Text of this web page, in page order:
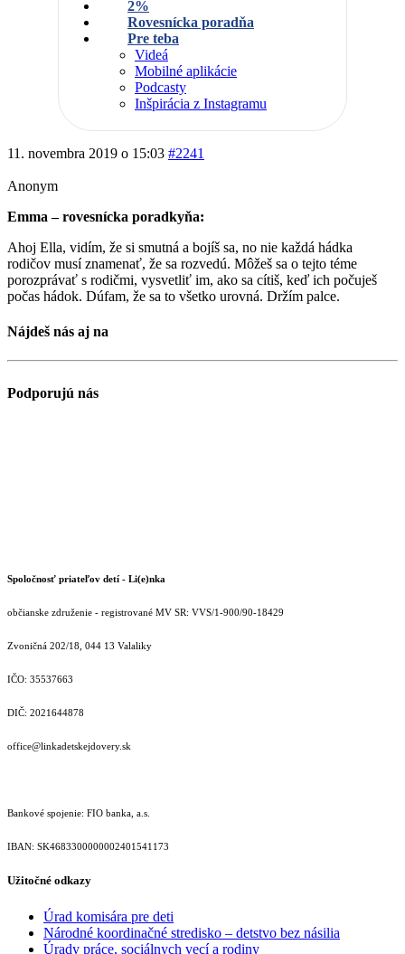
2%
Rovesnícka poradňa
Pre teba
Videá
Mobilné aplikácie
Podcasty
Inšpirácia z Instagramu
11. novembra 2019 o 15:03 #2241
Anonym
Emma – rovesnícka poradkyňa:
Ahoj Ella, vidím, že si smutná a bojíš sa, no nie každá hádka
rodičov musí znamenať, že sa rozvedú. Môžeš sa o tejto téme
porozprávať s rodičmi, vysvetliť im, ako sa cítiš, keď ich počuješ
počas hádok. Dúfam, že sa to všetko urovná. Držím palce.
Nájdeš nás aj na
Podporujú nás
Spoločnosť priateľov detí - Li(e)nka
občianske združenie - registrované MV SR: VVS/1-900/90-18429
Zvoničná 202/18, 044 13 Valaliky
IČO: 35537663
DIČ: 2021644878
office@linkadetskejdovery.sk
Bankové spojenie: FIO banka, a.s.
IBAN: SK46833000000­02401541173
Užitočné odkazy
Úrad komisára pre deti
Národné koordinačné stredisko – detstvo bez násilia
Úrady práce, sociálnych vecí a rodiny